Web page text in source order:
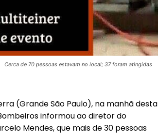
Cerca de 70 pessoas estavam no local; 37 foram atingidas
(Grande São Paulo), na manhã desta
informou ao diretor do
Mendes, que mais de 30 pessoas